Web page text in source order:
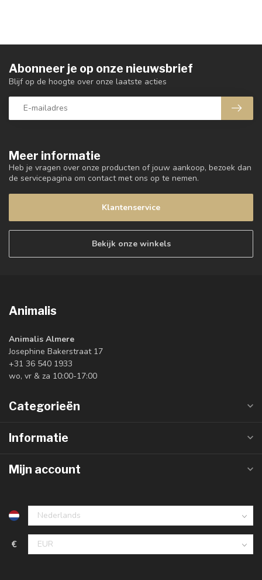
Meer informatie
Heb je vragen over onze producten of jouw aankoop, bezoek dan
de servicepagina om contact met ons op te nemen.
Klantenservice
Bekijk onze winkels
Abonneer je op onze nieuwsbrief
Blijf op de hoogte over onze laatste acties
Animalis
Animalis Almere
Josephine Bakerstraat 17
+31 36 540 1933
wo, vr & za 10:00-17:00
Categorieën
Informatie
Mijn account
€